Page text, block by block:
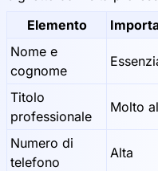
Elemento
Nome e
cognome
Titolo
professionale
Molto
Numero di
telefono
Alta